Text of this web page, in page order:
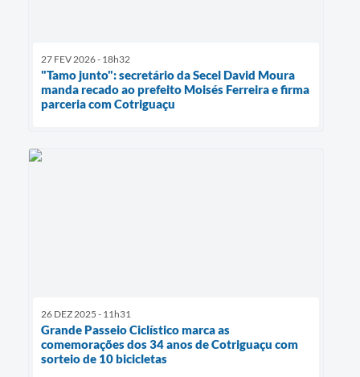
27 FEV 2026 - 18h32
"Tamo junto": secretário da Secel David Moura
manda recado ao prefeito Moisés Ferreira e firma
parceria com Cotriguaçu
26 DEZ 2025 - 11h31
Grande Passeio Ciclístico marca as
comemorações dos 34 anos de Cotriguaçu com
sorteio de 10 bicicletas